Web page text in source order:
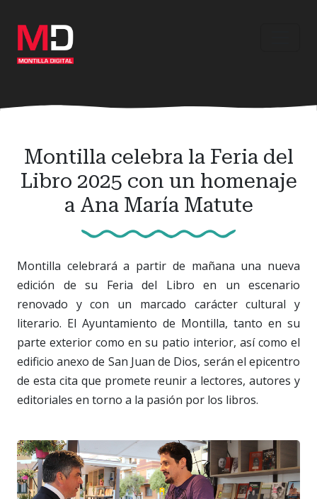
contenido
principal
Montilla celebra la Feria del
Libro 2025 con un homenaje
a Ana María Matute
Montilla celebrará a partir de mañana una nueva
edición de su Feria del Libro en un escenario
renovado y con un marcado carácter cultural y
literario. El Ayuntamiento de Montilla, tanto en su
parte exterior como en su patio interior, así como el
edificio anexo de San Juan de Dios, serán el epicentro
de esta cita que promete reunir a lectores, autores y
editoriales en torno a la pasión por los libros.